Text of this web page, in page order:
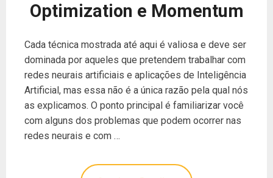
Optimization e Momentum
Cada técnica mostrada até aqui é valiosa e deve ser
dominada por aqueles que pretendem trabalhar com
redes neurais artificiais e aplicações de Inteligência
Artificial, mas essa não é a única razão pela qual nós
as explicamos. O ponto principal é familiarizar você
com alguns dos problemas que podem ocorrer nas
redes neurais e com …